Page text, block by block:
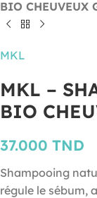
BIO CHEUVEUX
MKL
MKL –
BIO
37.000 TND
Shampooing
régule le sébum,